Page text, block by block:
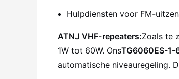
Hulpdiensten voor FM-
ATNJ VHF-repeaters:Zoals te
1W tot 60W. OnsTG6060ES-
automatische niveauregeling.